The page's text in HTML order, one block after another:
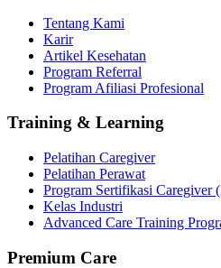
Tentang Kami
Karir
Artikel Kesehatan
Program Referral
Program Afiliasi Profesional
Training & Learning
Pelatihan Caregiver
Pelatihan Perawat
Program Sertifikasi Caregiver
Kelas Industri
Advanced Care Training
Premium Care